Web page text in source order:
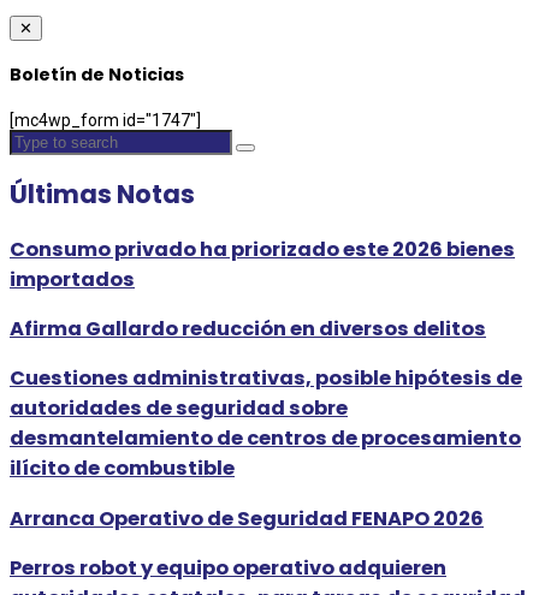
✕
Boletín de Noticias
[mc4wp_form id="1747"]
Últimas Notas
Consumo privado ha priorizado este 2026 bienes
importados
Afirma Gallardo reducción en diversos delitos
Cuestiones administrativas, posible hipótesis de
autoridades de seguridad sobre
desmantelamiento de centros de procesamiento
ilícito de combustible
Arranca Operativo de Seguridad FENAPO 2026
Perros robot y equipo operativo adquieren